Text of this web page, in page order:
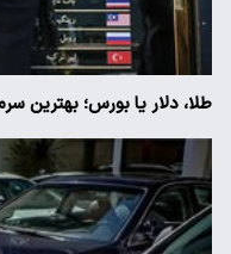
طلا، دلار یا بورس؛ بهترین